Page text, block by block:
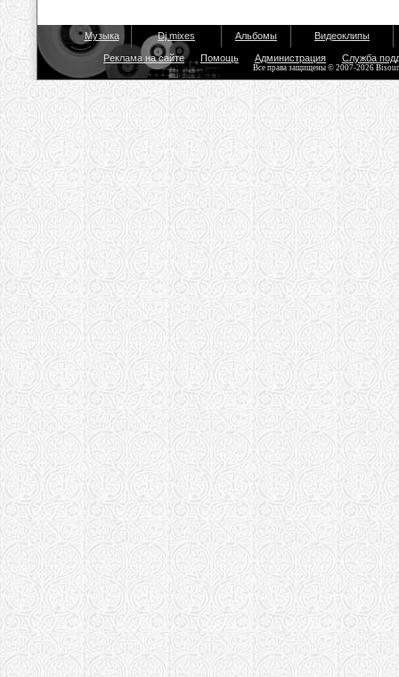
Музыка Dj mixes Альбомы Видеоклипы
Реклама на сайте Помощь Администрация Служба
Все права защищены © 2007-2026